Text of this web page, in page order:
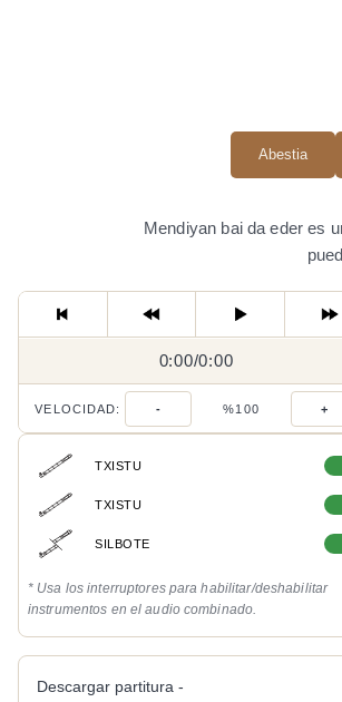
Abestia
Mendiyan bai da eder es
0:00/
0:00/0:00
VELOCIDAD: - %100 +
TXISTU
TXISTU
SILBOTE
* Usa los interruptores para habilitar/deshabilitar
instrumentos en el audio combinado.
Descargar partitura -